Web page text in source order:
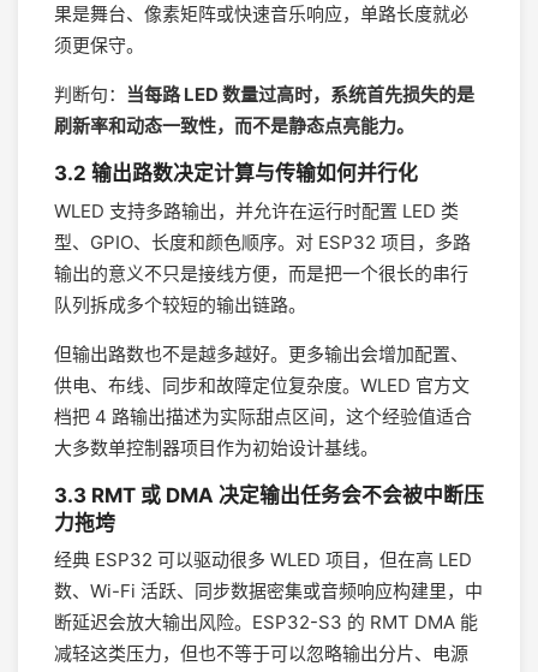
果是舞台、像素矩阵或快速音乐响应，单路长度就必
须更保守。
判断句： 当每路 LED 数量过高时，系统首先损失的是
刷新率和动态一致性，而不是静态点亮能力。
3.2 输出路数决定计算与传输如何并行化
WLED 支持多路输出，并允许在运行时配置 LED 类
型、GPIO、长度和颜色顺序。对 ESP32 项目，多路
输出的意义不只是接线方便，而是把一个很长的串行
队列拆成多个较短的输出链路。
但输出路数也不是越多越好。更多输出会增加配置、
供电、布线、同步和故障定位复杂度。WLED 官方文
档把 4 路输出描述为实际甜点区间，这个经验值适合
大多数单控制器项目作为初始设计基线。
3.3 RMT 或 DMA 决定输出任务会不会被中断压
力拖垮
经典 ESP32 可以驱动很多 WLED 项目，但在高 LED
数、Wi-Fi 活跃、同步数据密集或音频响应构建里，中
断延迟会放大输出风险。ESP32-S3 的 RMT DMA 能
减轻这类压力，但也不等于可以忽略输出分片、电源